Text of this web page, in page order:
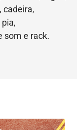
cadeira,
som e rack.